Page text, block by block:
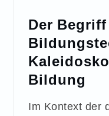
Der
Bildung
Im Kontext der